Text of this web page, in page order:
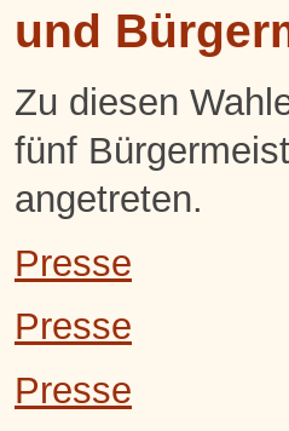
und
Zu diesen
fünf
angetreten.
Presse
Presse
Presse